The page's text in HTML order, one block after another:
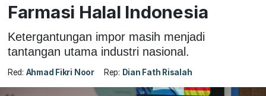
Farmasi Halal Indonesia
Ketergantungan impor masih menjadi
tantangan utama industri nasional.
Red: Ahmad Fikri Noor Rep: Dian Fath Risalah